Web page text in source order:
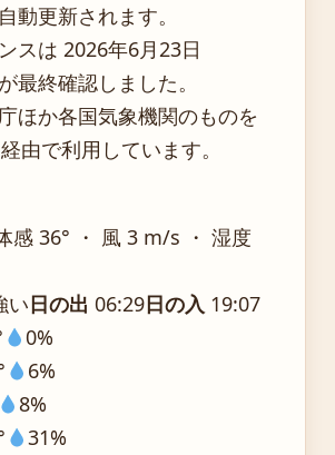
動更新されます。
スは 2026年6月23日
最終確認しました。
ほか各国気象機関のものを
由で利用しています。
感 36° ・ 風 3 m/s ・ 湿度
い日の出 06:29日の入 19:07
0%
6%
8%
31%